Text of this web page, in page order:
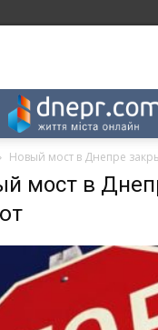
Новый мост в Днепре
мост в